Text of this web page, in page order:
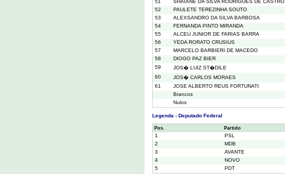
51
SHAIANE DA SILVA RODRIGUES DE CASTRO
52
PAULETE TEREZINHA SOUTO
53
ALEXSANDRO DA SILVA BARBOSA
54
FERNANDA PINTO MIRANDA
55
ALCEU JUNIOR DE FARIAS BARRA
56
YEDA RORATO CRUSIUS
57
MARCELO BARBIERI DE MACEDO
58
DIOGO PAZ BIER
59
JOS� LUIZ ST�DILE
60
JOS� CARLOS MORAES
61
JOSE ALBERTO REUS FORTUNATI
Brancos
Nulos
Legenda - Deputado Federal
Pos. Partido
1 PSL
2
MDB
3
AVANTE
4
NOVO
5
PDT